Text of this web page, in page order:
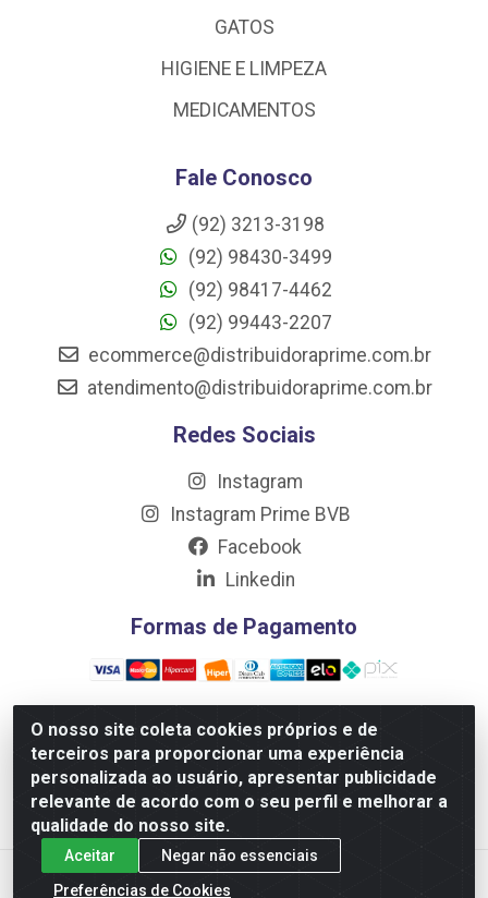
O nosso site coleta cookies próprios e de
terceiros para proporcionar uma experiência
personalizada ao usuário, apresentar publicidade
relevante de acordo com o seu perfil e melhorar a
qualidade do nosso site.
Aceitar
Negar não essenciais
Preferências de Cookies
GATOS
HIGIENE E LIMPEZA
MEDICAMENTOS
Fale Conosco
(92) 3213-3198
(92) 98430-3499
(92) 98417-4462
(92) 99443-2207
ecommerce@distribuidoraprime.com.br
atendimento@distribuidoraprime.com.br
Redes Sociais
Instagram
Instagram Prime BVB
Facebook
Linkedin
Formas de Pagamento
Distribuidora Prime LTDA - Av. Professor Nilton Lins, 781
- Flores, Manaus/AM - CEP 69.058-030 - CNPJ:
10.717.750/0001-32